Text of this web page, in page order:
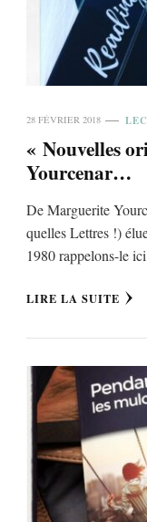
28 FÉVRIER 2018
« Nouvelles
Yourcenar…
De Marguerite
quelles Lettres !)
1980 rappelons-le
LIRE LA SUITE